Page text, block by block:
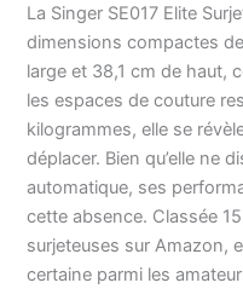
La Singer SE017 Elite
dimensions compactes
large et 38,1 cm de haut,
les espaces de couture
kilogrammes, elle se
déplacer. Bien qu’elle ne
automatique, ses
cette absence. Classée
surjeteuses sur Amazon,
certaine parmi les